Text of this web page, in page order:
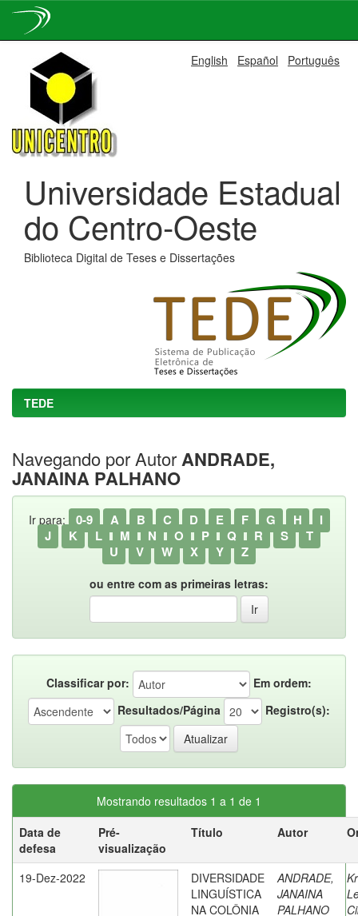
navigation
English Español Português
Universidade Estadual
do Centro-Oeste
Biblioteca Digital de Teses e Dissertações
TEDE
Navegando por AutorANDRADE,
JANAINA PALHANO
Ir para: 0-9 A B C D E F G H
I
J
K L M N O P Q R S
T
U
V W X Y Z
ou entre com as primeiras letras:
Classificar por:
Em ordem:
Resultados/Página
Registro(s):
Mostrando resultados 1 a 1 de 1
Data de
defesa
Pré-
visualização
Título Autor
19-Dez-2022
DIVERSIDADE
LINGUÍSTICA
NA COLÔNIA
ANDRADE,
JANAINA
PALHANO